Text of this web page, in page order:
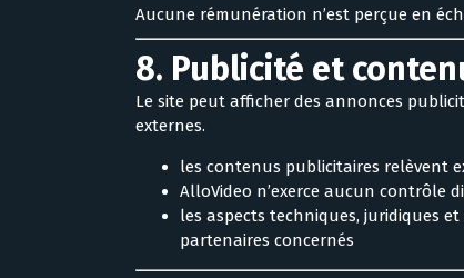
Aucune rémunération n’est perçue en
8. Publicité et
Le site peut afficher des annonces
externes.
les contenus publicitaires relèvent
AlloVideo n’exerce aucun
les aspects techniques, juridiques
partenaires concernés